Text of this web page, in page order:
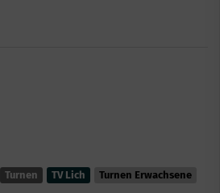
Turnen TV Lich
Turnen Erwachsene